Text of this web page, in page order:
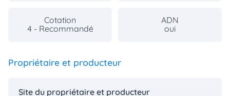
Cotation
4 - Recommandé
ADN
oui
Propriétaire et producteur
Site du propriétaire et producteur